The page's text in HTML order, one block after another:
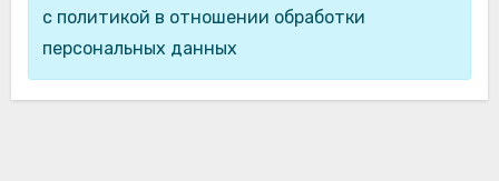
с политикой в отношении обработки
персональных данных